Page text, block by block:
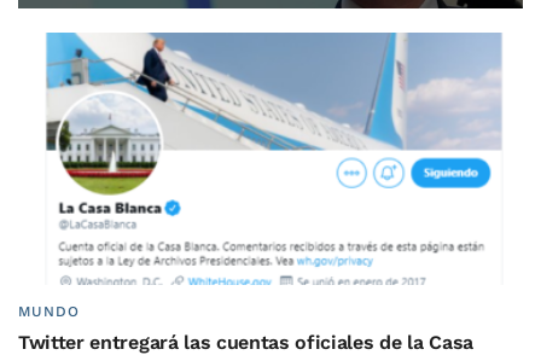
MUNDO
Twitter entregará las cuentas oficiales de la Casa